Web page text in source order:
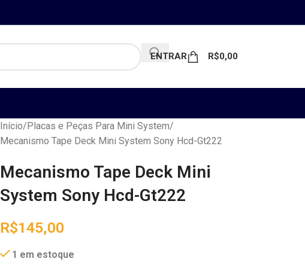
ENTRAR R$0,00
Início Placas e Peças Para Mini System
Mecanismo Tape Deck Mini System Sony Hcd-Gt222
Mecanismo Tape Deck Mini
System Sony Hcd-Gt222
R$145,00
1 em estoque